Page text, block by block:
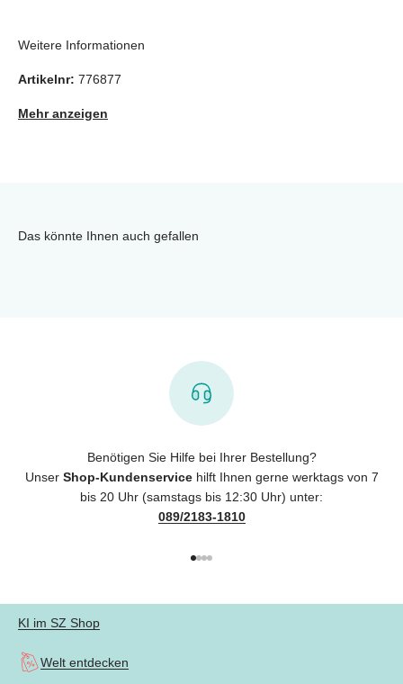
Weitere Informationen
Artikelnr: 776877
Mehr anzeigen
Das könnte Ihnen auch gefallen
Benötigen Sie Hilfe bei Ihrer Bestellung?
Unser Shop-Kundenservicehilft Ihnen gerne werktags von 7
bis 20 Uhr (samstags bis 12:30 Uhr) unter:
089/2183-1810
KI im SZ Shop
Welt entdecken